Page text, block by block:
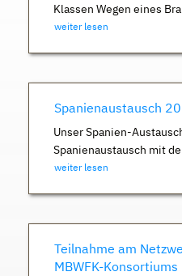
Klassen Wegen eines
weiter lesen
Spanienaustausch
Unser Spanien-
Spanienaustausch mit
weiter lesen
Teilnahme am
MBWFK-